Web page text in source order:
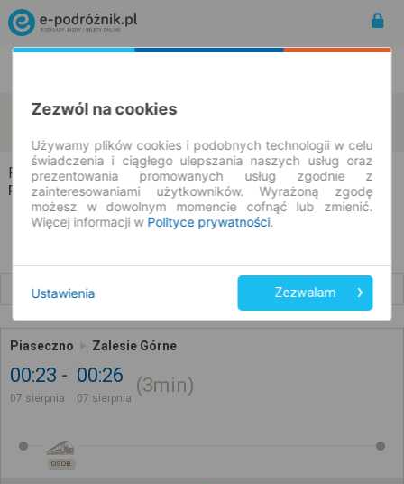
Piaseczno
Zalesie Górne
Piaseczno → Zalesie Górne
Rozkład jazdy i bilety
Piaseczno Zalesie Górne
00:23
07 sierpnia
00:26
07 sierpnia
3min
OSOB.
Zezwól na cookies
Używamy plików cookies i podobnych technologii w celu
świadczenia i ciągłego ulepszania naszych usług oraz
prezentowania promowanych usług zgodnie z
zainteresowaniami użytkowników. Wyrażoną zgodę
możesz w dowolnym momencie cofnąć lub zmienić.
Więcej informacji w Polityce prywatności.
Ustawienia Zezwalam